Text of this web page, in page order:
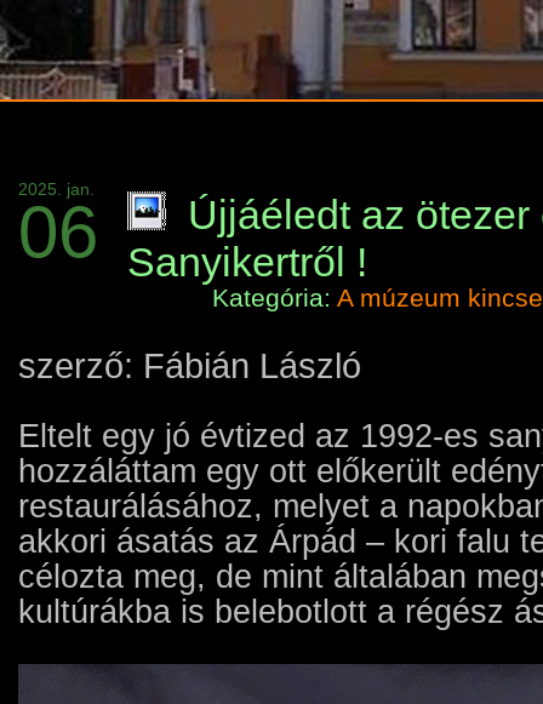
2025. jan.
06
Újjáéledt az
Sanyikertről !
Kategória: A múzeum
szerző: Fábián László
Eltelt egy jó évtized az 1992-es
hozzáláttam egy ott előkerült
restaurálásához, melyet a
akkori ásatás az Árpád – kori falu
célozta meg, de mint általában
kultúrákba is belebotlott a régész